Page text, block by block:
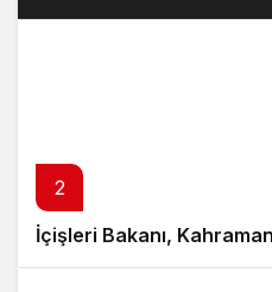
2
İçişleri Bakanı,